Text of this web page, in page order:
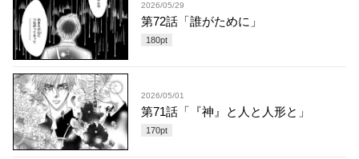
2026/05/29
第72話「誰がために」
180pt
2026/05/01
第71話「『神』と人と人形と」
170pt